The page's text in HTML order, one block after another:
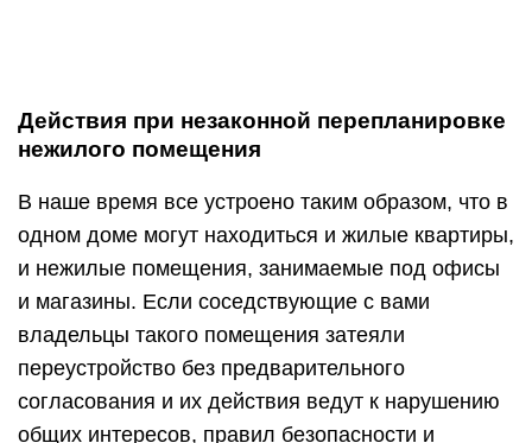
Действия при незаконной перепланировке
нежилого помещения
В наше время все устроено таким образом, что в
одном доме могут находиться и жилые квартиры,
и нежилые помещения, занимаемые под офисы
и магазины. Если соседствующие с вами
владельцы такого помещения затеяли
переустройство без предварительного
согласования и их действия ведут к нарушению
общих интересов, правил безопасности и